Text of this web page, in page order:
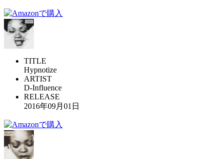
TITLE
Hypnotize
ARTIST
D-Influence
RELEASE
2016年09月01日